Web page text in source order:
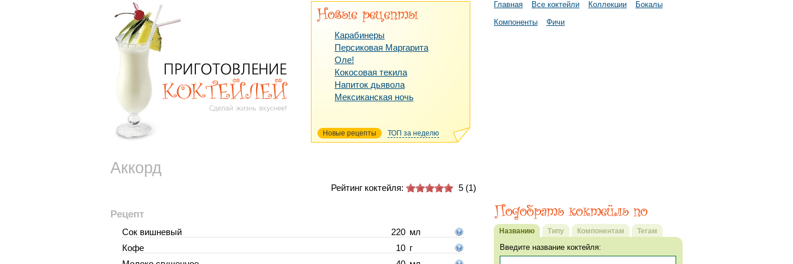
Главная Все коктейли Коллекции
Бокалы
Компоненты
Фичи
Названию Типу Компонентам Тегам
Введите название коктейля:
Карабинеры
Персиковая Маргарита
Оле!
Кокосовая текила
Напиток дьявола
Мексиканская ночь
Новые рецепты ТОП за неделю
Аккорд
Рейтинг коктейля: 5 (1)
Рецепт
Сок вишневый 220 мл
Кофе
10 г